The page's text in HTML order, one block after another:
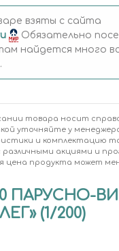
взяты с сайта
Обязательно
найдется много
товара носит
уточняйте у
и комплектацию
различными акциями и
цена продукта может
ПАРУСНО-
(1/200)